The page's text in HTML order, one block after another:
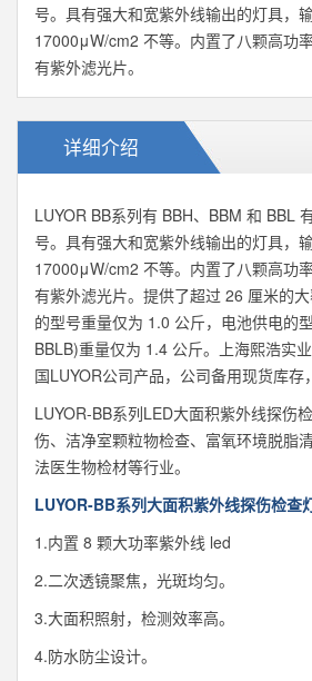
号。具有强大和宽紫外线输出的灯具，
17000μW/cm2 不等。内置了八颗高功
有紫外滤光片。
详细介绍
LUYOR BB系列有 BBH、BBM 和 BBL
号。具有强大和宽紫外线输出的灯具，
17000μW/cm2 不等。内置了八颗高功
有紫外滤光片。提供了超过 26 厘米的
的型号重量仅为 1.0 公斤，电池供电的
BBLB)重量仅为 1.4 公斤。上海熙浩实
国LUYOR公司产品，公司备用现货库存
LUYOR-BB系列LED大面积紫外线探伤
伤、洁净室颗粒物检查、富氧环境脱脂
法医生物检材等行业。
LUYOR-BB系列大面积紫外线探伤检查
1.内置 8 颗大功率紫外线 led
2.二次透镜聚焦，光斑均匀。
3.大面积照射，检测效率高。
4.防水防尘设计。